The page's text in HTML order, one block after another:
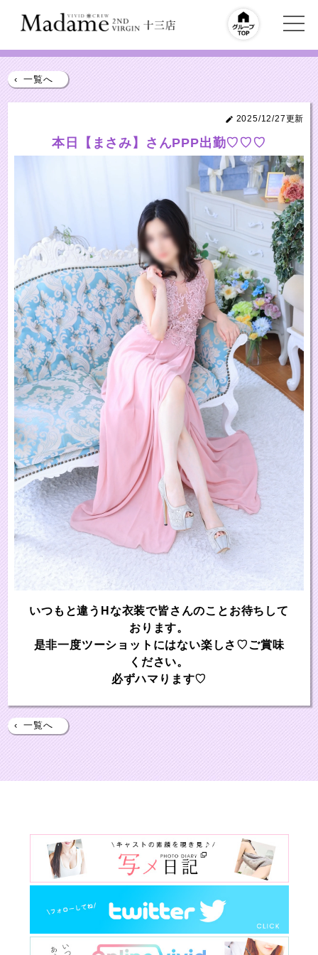
‹ 一覧へ
2025/12/27更新
本日【まさみ】さんPPP出勤♡♡♡
いつもと違うHな衣装で皆さんのことお待ちして
おります。
是非一度ツーショットにはない楽しさ♡ご賞味
ください。
必ずハマります♡
‹ 一覧へ